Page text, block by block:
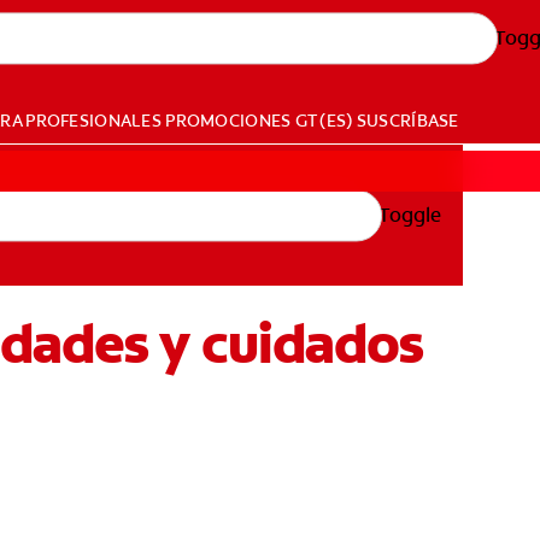
PROFESIONALES PROMOCIONES GT (ES) SUSCRÍBASE
Toggle
y cuidados